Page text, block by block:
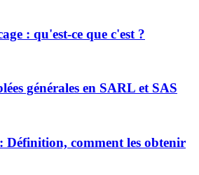
: qu'est-ce que c'est ?
générales en SARL et SAS
Définition, comment les obtenir